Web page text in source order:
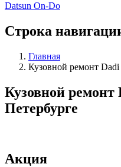
Datsun On-Do
Строка
Главная
Кузовной ремонт
Кузовной
Петербурге
Акция